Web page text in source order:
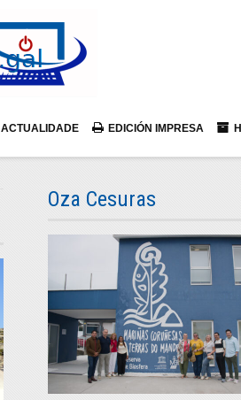
ACTUALIDADE EDICIÓN IMPRESA
Oza Cesuras